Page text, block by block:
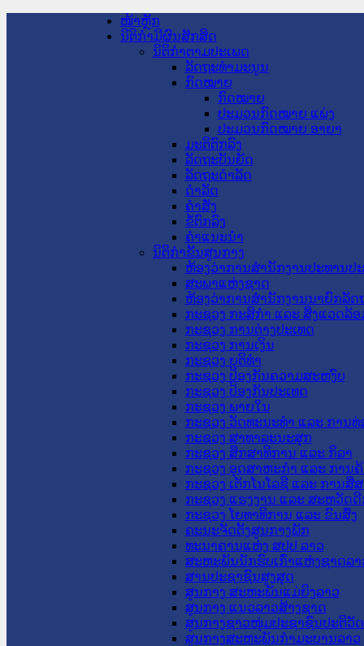
ໜ້າຫຼັກ
ນິຕິກໍາມີຜົນສັກສິດ
ນິຕິກໍາຕາມປະເພດ
ລັດຖະທໍາມະນູນ
ກົດໝາຍ
ກົດໝາຍ
ປະມວນກົດໝາຍ ແພ່ງ
ປະມວນກົດໝາຍ ອາຍາ
ມະຕິຕົກລົງ
ລັດຖະບັນຍັດ
ລັດຖະດໍາລັດ
ດໍາລັດ
ຄໍາສັ່ງ
ຂໍ້ຕົກລົງ
ຄໍາແນະນໍາ
ນິຕິກໍາຂັ້ນສູນກາງ
ຫ້ອງວ່າການສໍານັກງານປະທານປ
ສະພາແຫ່ງຊາດ
ຫ້ອງວ່າການສຳນັກງານນາຍົກລັດ
ກະຊວງ ກະສິກຳ ແລະ ສິ່ງແວດລ້ອ
ກະຊວງ ການຕ່າງປະເທດ
ກະຊວງ ການເງິນ
ກະຊວງ ຍຸຕິທໍາ
ກະຊວງ ປ້ອງກັນຄວາມສະຫງົບ
ກະຊວງ ປ້ອງກັນປະເທດ
ກະຊວງ ພາຍໃນ
ກະຊວງ ວັດທະນະທຳ ແລະ ການທ່
ກະຊວງ ສາທາລະນະສຸກ
ກະຊວງ ສຶກສາທິການ ແລະ ກິລາ
ກະຊວງ ອຸດສາຫະກຳ ແລະ ການຄ້
ກະຊວງ ເຕັກໂນໂລຊີ ແລະ ການສື່
ກະຊວງ ແຮງງານ ແລະ ສະຫວັດ
ກະຊວງ ໂຍທາທິການ ແລະ ຂົນສົ່ງ
ຄະນະຈັດຕັ້ງສູນກາງພັກ
ທະນາຄານແຫ່ງ ສປປ ລາວ
ສະຫະພັນນັກຮົບເກົ່າແຫ່ງຊາດລາ
ສານປະຊາຊົນສູງສຸດ
ສູນກາງ ສະຫະພັນແມ່ຍິງລາວ
ສູນກາງ ແນວລາວສ້າງຊາດ
ສູນກາງຊາວໜຸ່ມປະຊາຊົນປະຕິວັ
ສູນກາງສະຫະພັນກຳມະບານລາວ